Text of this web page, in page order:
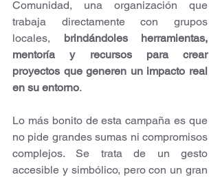
Comunidad, una organización que
trabaja directamente con grupos
locales, brindándoles herramientas,
mentoría y recursos para crear
proyectos que generen un impacto real
en su entorno.
Lo más bonito de esta campaña es que
no pide grandes sumas ni compromisos
complejos. Se trata de un gesto
accesible y simbólico, pero con un gran